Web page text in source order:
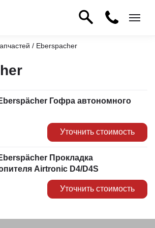
/ Eberspacher
Гофра автономного
Уточнить стоимость
Прокладка
Airtronic D4/D4S
Уточнить стоимость